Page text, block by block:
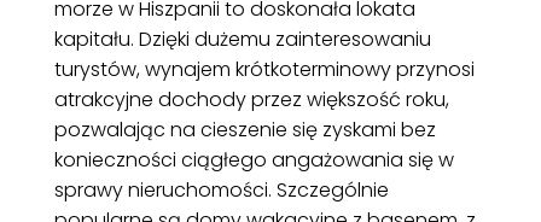
morze w Hiszpanii to doskonała lokata
kapitału. Dzięki dużemu zainteresowaniu
turystów, wynajem krótkoterminowy przynosi
atrakcyjne dochody przez większość roku,
pozwalając na cieszenie się zyskami bez
konieczności ciągłego angażowania się w
sprawy nieruchomości. Szczególnie